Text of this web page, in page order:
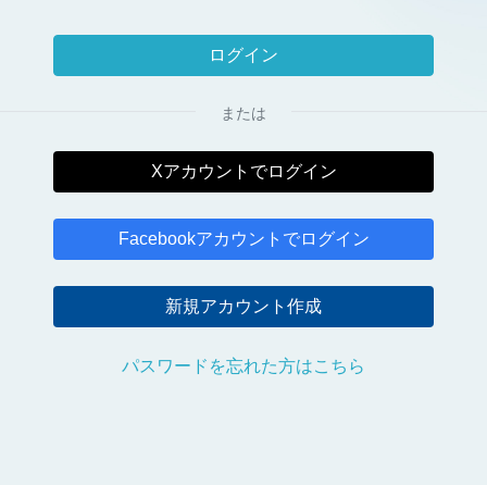
または
Xアカウントでログイン
Facebookアカウントでログイン
新規アカウント作成
パスワードを忘れた方はこちら